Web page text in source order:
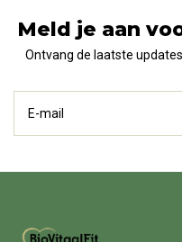
Meld je aan
Ontvang de laatste